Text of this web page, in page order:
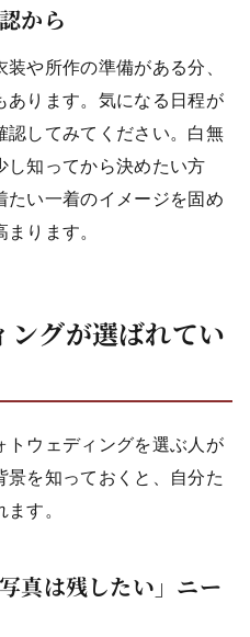
から
や所作の準備がある分、
あります。気になる日程が
認してみてください。白無
し知ってから決めたい方
たい一着のイメージを固め
ります。
ングが選ばれてい
トウェディングを選ぶ人が
を知っておくと、自分た
す。
真は残したい」ニー